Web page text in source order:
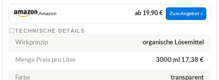
Amazon ab 19,90 € Zum Angebot »
TECHNISCHE DETAILS
Wirkprinzip organische Lösemittel
Menge Preis pro Liter 3000 ml 17,38 €
Farbe transparent